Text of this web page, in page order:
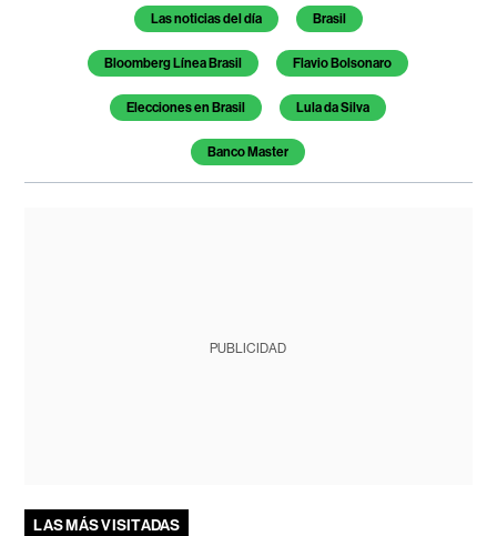
Temas de este artículo
Las noticias del día Brasil
Bloomberg Línea Brasil Flavio Bolsonaro
Elecciones en Brasil Lula da Silva
Banco Master
PUBLICIDAD
LAS MÁS VISITADAS